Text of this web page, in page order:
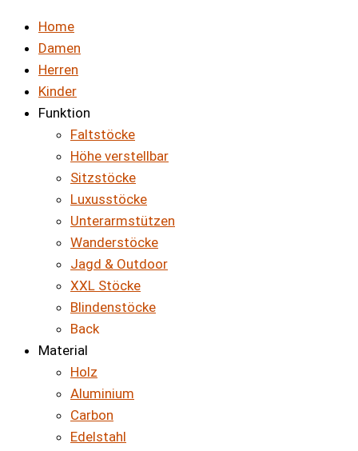
Home
Damen
Herren
Kinder
Funktion
Faltstöcke
Höhe verstellbar
Sitzstöcke
Luxusstöcke
Unterarmstützen
Wanderstöcke
Jagd & Outdoor
XXL Stöcke
Blindenstöcke
Back
Material
Holz
Aluminium
Carbon
Edelstahl